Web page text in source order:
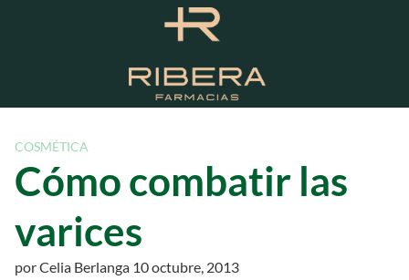
COSMÉTICA
Cómo combatir las
varices
porCelia Berlanga 10 octubre, 2013